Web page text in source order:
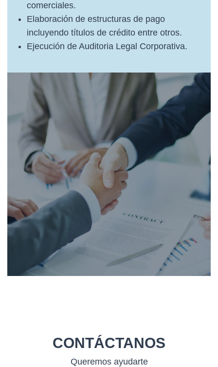
comerciales.
Elaboración de estructuras de pago
incluyendo títulos de crédito entre otros.
Ejecución de Auditoria Legal Corporativa.
CONTÁCTANOS
Queremos ayudarte